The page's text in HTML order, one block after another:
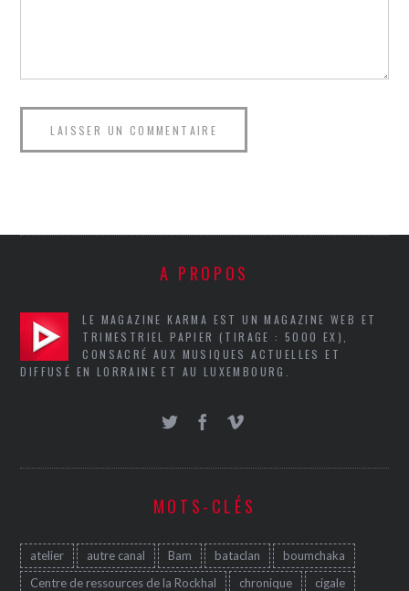
A PROPOS
LE MAGAZINE KARMA EST UN MAGAZINE WEB ET
TRIMESTRIEL PAPIER (TIRAGE : 5000 EX),
CONSACRÉ AUX MUSIQUES ACTUELLES ET
DIFFUSÉ EN LORRAINE ET AU LUXEMBOURG.
MOTS-CLÉS
atelier autre canal Bam bataclan
boumchaka
Centre de ressources de la Rockhal
chronique
cigale